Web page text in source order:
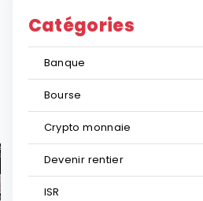
Catégories
Banque
Bourse
Crypto monnaie
Devenir rentier
ISR